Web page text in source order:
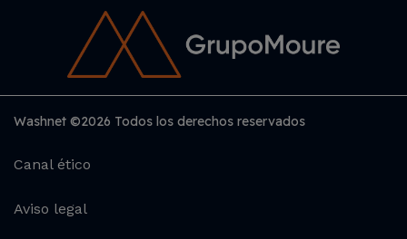
Washnet ©2026 Todos los derechos reservados
Canal ético
Aviso legal